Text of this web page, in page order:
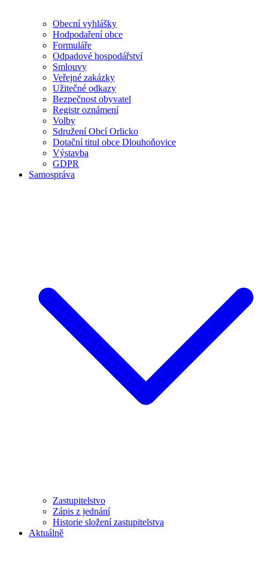
Obecní vyhlášky
Hodpodaření obce
Formuláře
Odpadové hospodářství
Smlouvy
Veřejné zakázky
Užitečné odkazy
Bezpečnost obyvatel
Registr oznámení
Volby
Sdružení Obcí Orlicko
Dotační titul obce Dlouhoňovice
Výstavba
GDPR
Samospráva
Zastupitelstvo
Zápis z jednání
Historie složení zastupitelstva
Aktuálně